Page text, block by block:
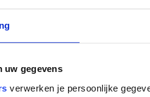
uw gegevens
verwerken je persoonlijke